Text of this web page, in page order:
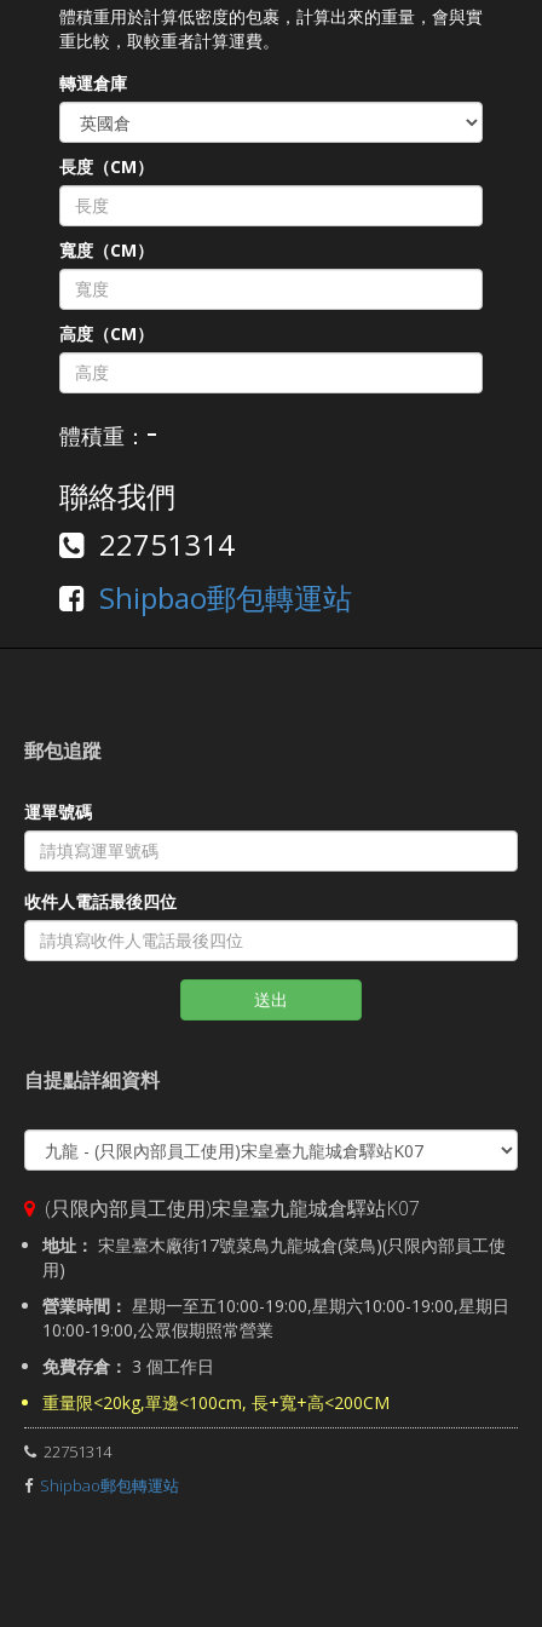
體積重用於計算低密度的包裹，計算出來的重量，會與實
重比較，取較重者計算運費。
轉運倉庫
長度（CM）
寬度（CM）
高度（CM）
體積重： -
聯絡我們
22751314
Shipbao郵包轉運站
郵包追蹤
運單號碼
收件人電話最後四位
送出
自提點詳細資料
(只限內部員工使用)宋皇臺九龍城倉驛站K07
地址： 宋皇臺木廠街17號菜鳥九龍城倉(菜鳥)(只限內部員工使
用)
營業時間： 星期一至五10:00-19:00,星期六10:00-19:00,星期日
10:00-19:00,公眾假期照常營業
免費存倉： 3 個工作日
重量限<20kg,單邊<100cm, 長+寬+高<200CM
22751314
Shipbao郵包轉運站